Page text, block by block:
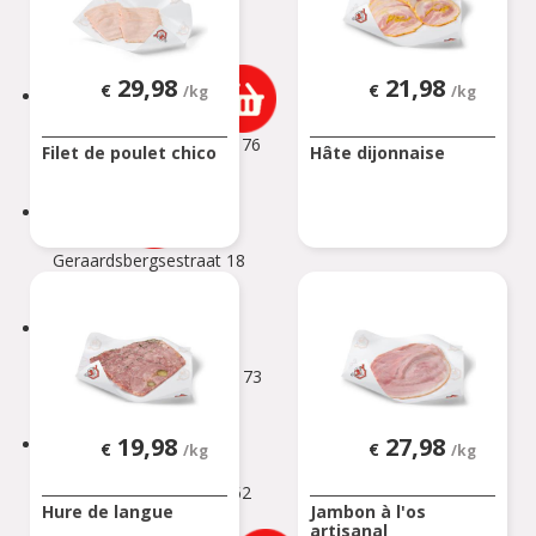
Rue Neuve 101
BRAINE-LE-COMTE
Chaussée de Bruxelles 176
Braine-le-Comte
Geraardsbergsestraat 18
BUIZINGEN
Alsembergsesteenweg 173
BUIZINGEN
CHAMPION
Chaussée de Louvain 562
CHAMPION
€ 29,98 /kg
Filet de poulet chico
€ 21,98 /kg
Hâte dijonnaise
€ 19,98 /kg
Hure de langue
€ 27,98 /kg
Jambon à l'os
artisanal